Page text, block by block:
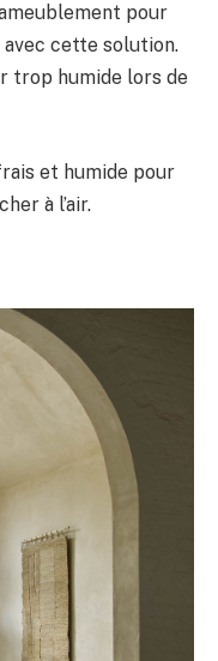
pour
cette solution.
trop humide lors de
et humide pour
à l’air.